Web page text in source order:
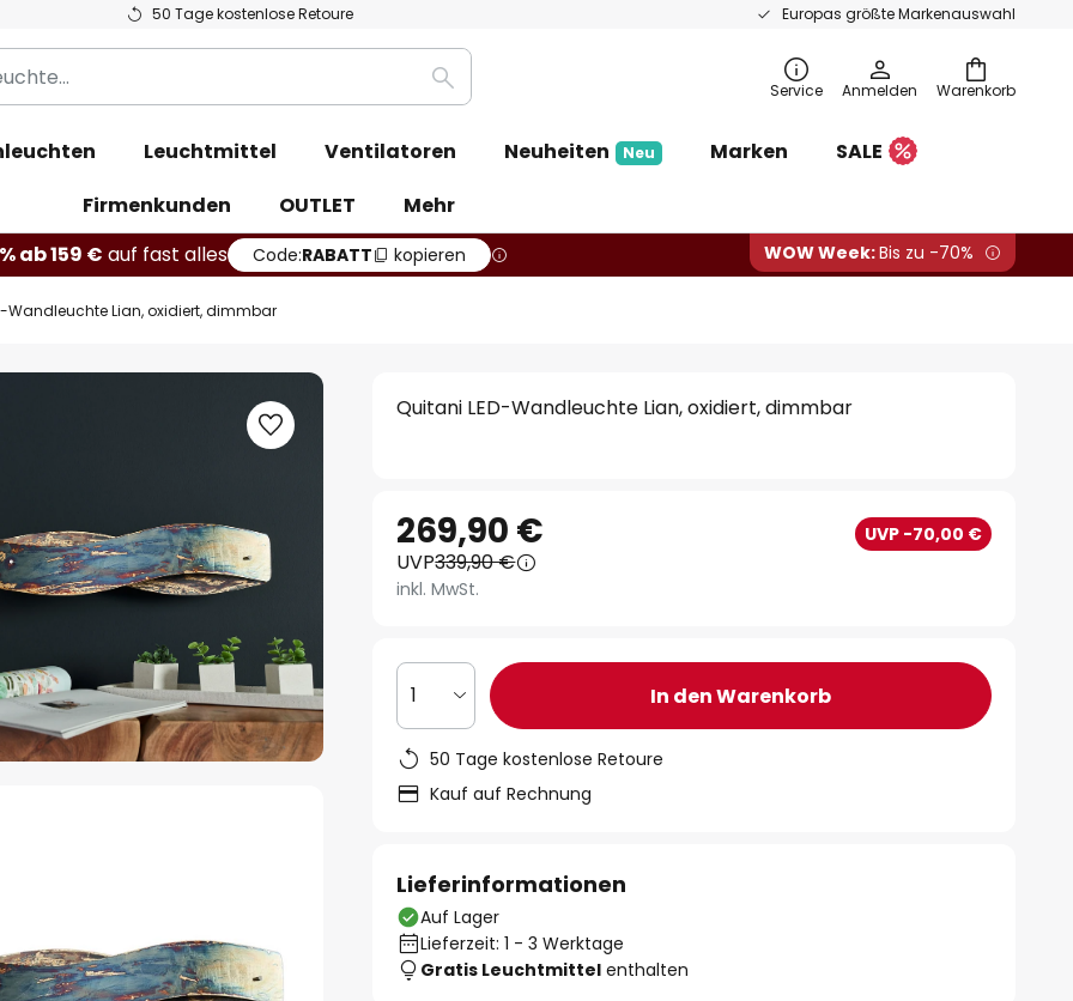
50 Tage kostenlose Retoure Europas größte Markenauswahl
Warenkorb
Suche Service Anmelden
Leuchtmittel Ventilatoren Neuheiten Neu Marken
SALE
Firmenkunden
OUTLET
Mehr
ab 159 € auf fast alles Code:RABATT kopieren WOW Week:Bis zu -70%
Wandleuchte Lian, oxidiert, dimmbar
Quitani LED-Wandleuchte Lian, oxidiert, dimmbar
269,90 € UVP -70,00 €
UVP339,90 €
inkl. MwSt.
1 In den Warenkorb
50 Tage kostenlose Retoure
Kauf auf Rechnung
Lieferinformationen
Auf Lager
Lieferzeit: 1 - 3 Werktage
Gratis Leuchtmittel enthalten